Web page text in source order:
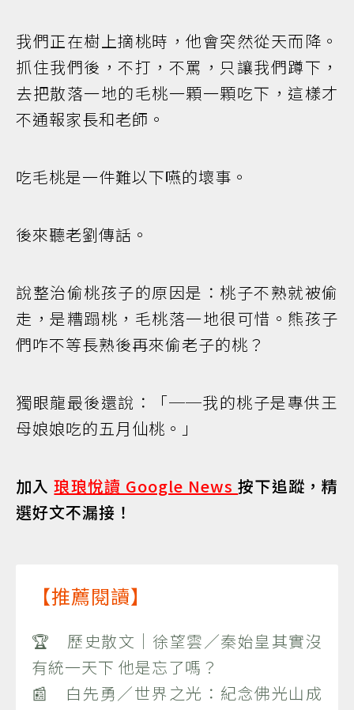
我們正在樹上摘桃時，他會突然從天而降。
抓住我們後，不打，不罵，只讓我們蹲下，
去把散落一地的毛桃一顆一顆吃下，這樣才
不通報家長和老師。
吃毛桃是一件難以下嚥的壞事。
後來聽老劉傳話。
說整治偷桃孩子的原因是：桃子不熟就被偷
走，是糟蹋桃，毛桃落一地很可惜。熊孩子
們咋不等長熟後再來偷老子的桃？
獨眼龍最後還說：「──我的桃子是專供王
母娘娘吃的五月仙桃。」
加入琅琅悅讀 Google News按下追蹤，精
選好文不漏接！
【推薦閱讀】
🏆 歷史散文｜徐望雲／秦始皇其實沒
有統一天下 他是忘了嗎？
📰 白先勇／世界之光：紀念佛光山成